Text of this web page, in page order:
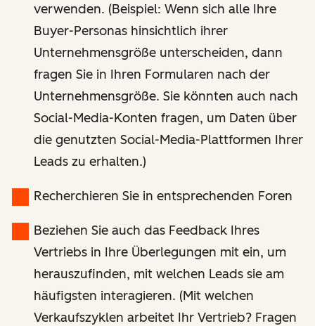
verwenden. (Beispiel: Wenn sich alle Ihre
Buyer-Personas hinsichtlich ihrer
Unternehmensgröße unterscheiden, dann
fragen Sie in Ihren Formularen nach der
Unternehmensgröße. Sie könnten auch nach
Social-Media-Konten fragen, um Daten über
die genutzten Social-Media-Plattformen Ihrer
Leads zu erhalten.)
Recherchieren Sie in entsprechenden Foren
Beziehen Sie auch das Feedback Ihres
Vertriebs in Ihre Überlegungen mit ein, um
herauszufinden, mit welchen Leads sie am
häufigsten interagieren. (Mit welchen
Verkaufszyklen arbeitet Ihr Vertrieb? Fragen